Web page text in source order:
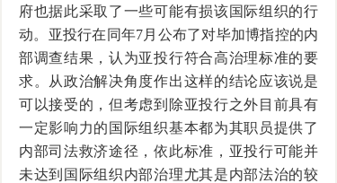
府也据此采取了一些可能有损该国际组织的行
动。亚投行在同年7月公布了对毕加博指控的内
部调查结果，认为亚投行符合高治理标准的要
求。从政治解决角度作出这样的结论应该说是
可以接受的，但考虑到除亚投行之外目前具有
一定影响力的国际组织基本都为其职员提供了
内部司法救济途径，依此标准，亚投行可能并
未达到国际组织内部治理尤其是内部法治的较